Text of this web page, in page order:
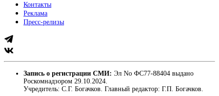
Контакты
Реклама
Пресс-релизы
Запись о регистрации СМИ: Эл No ФС77-88404 выдано
Роскомнадзором 29.10.2024.
Учредитель: С.Г. Богачков. Главный редактор: Г.П. Богачков.